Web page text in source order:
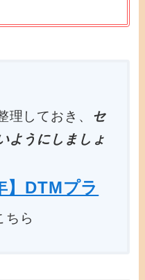
理しておき、
セ
ようにしましょ
】DTMプラ
ちら